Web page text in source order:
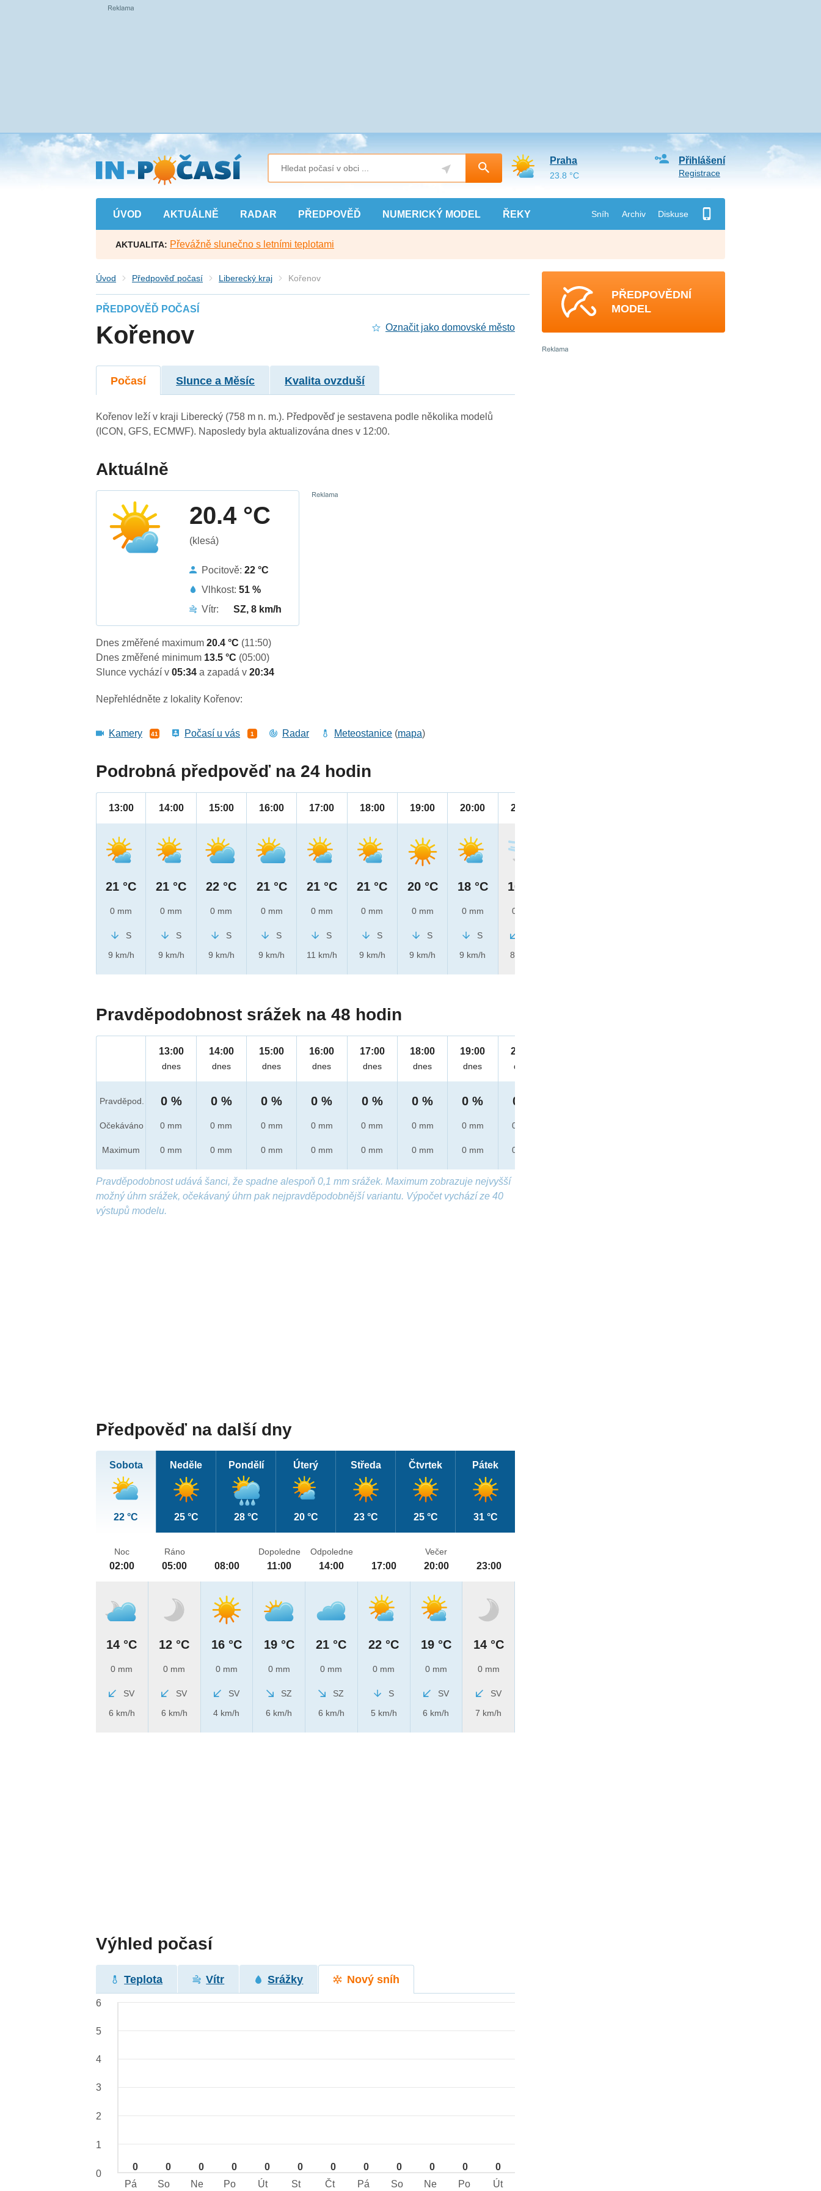
Přejít
na
hlavní
obsah
ÚVOD AKTUÁLNĚ RADAR PŘEDPOVĚĎ NUMERICKÝ MODEL ŘEKY Sníh Archiv Diskuse
Přihlášení
Registrace
Praha
23.8 °C
AKTUALITA: Převážně slunečno s letními teplotami
Úvod Předpověď počasí Liberecký kraj Kořenov
PŘEDPOVĚĎ POČASÍ
Kořenov Označit jako domovské město
Počasí Slunce a Měsíc Kvalita ovzduší
Kořenov leží v kraji Liberecký (758 m n. m.). Předpověď je sestavena podle několika modelů
(ICON, GFS, ECMWF). Naposledy byla aktualizována dnes v 12:00.
Aktuálně
20.4 °C
(klesá)
Pocitově:22 °C
Vlhkost:51 %
Vítr:
SZ, 8 km/h
Dnes změřené maximum20.4 °C (11:50)
Dnes změřené minimum 13.5 °C (05:00)
Slunce vychází v05:34a zapadá v20:34
Nepřehlédněte z lokality Kořenov:
Kamery 41 Počasí u vás 1 Radar Meteostanice (mapa)
Podrobná předpověď na 24 hodin
13:00
21 °C
0 mm
S
9 km/h
14:00
21 °C
0 mm
S
9 km/h
15:00
22 °C
0 mm
S
9 km/h
16:00
21 °C
0 mm
S
9 km/h
17:00
21 °C
0 mm
S
11 km/h
18:00
21 °C
0 mm
S
9 km/h
19:00
20 °C
0 mm
S
9 km/h
20:00
18 °C
0 mm
S
9 km/h
21:00
16 °C
0 mm
8 km/h
Pravděpodobnost srážek na 48 hodin
Pravděpod.
Očekáváno
Maximum
13:00
dnes
0 %
0 mm
0 mm
14:00
dnes
0 %
0 mm
0 mm
15:00
dnes
0 %
0 mm
0 mm
16:00
dnes
0 %
0 mm
0 mm
17:00
dnes
0 %
0 mm
0 mm
18:00
dnes
0 %
0 mm
0 mm
19:00
dnes
0 %
0 mm
0 mm
20:00
dnes
0 %
0 mm
0 mm
Pravděpodobnost udává šanci, že spadne alespoň 0,1 mm srážek. Maximum zobrazuje nejvyšší
možný úhrn srážek, očekávaný úhrn pak nejpravděpodobnější variantu. Výpočet vychází ze 40
výstupů modelu.
Předpověď na další dny
Sobota
22 °C
Neděle
25 °C
Pondělí
28 °C
Úterý
20 °C
Středa
23 °C
Čtvrtek
25 °C
Pátek
31 °C
Noc
02:00
14 °C
0 mm
SV
6 km/h
Ráno
05:00
12 °C
0 mm
SV
6 km/h
08:00
16 °C
0 mm
SV
4 km/h
Dopoledne
11:00
19 °C
0 mm
SZ
6 km/h
Odpoledne
14:00
21 °C
0 mm
SZ
6 km/h
17:00
22 °C
0 mm
S
5 km/h
Večer
20:00
19 °C
0 mm
SV
6 km/h
23:00
14 °C
0 mm
SV
7 km/h
Výhled počasí
Teplota Vítr Srážky Nový sníh
0 0 0 0 0 0 0 0 0 0 0 0
6
5
4
3
2
1
0
Pá
So Ne Po Út St Čt Pá So Ne Po Út
PŘEDPOVĚDNÍ
MODEL